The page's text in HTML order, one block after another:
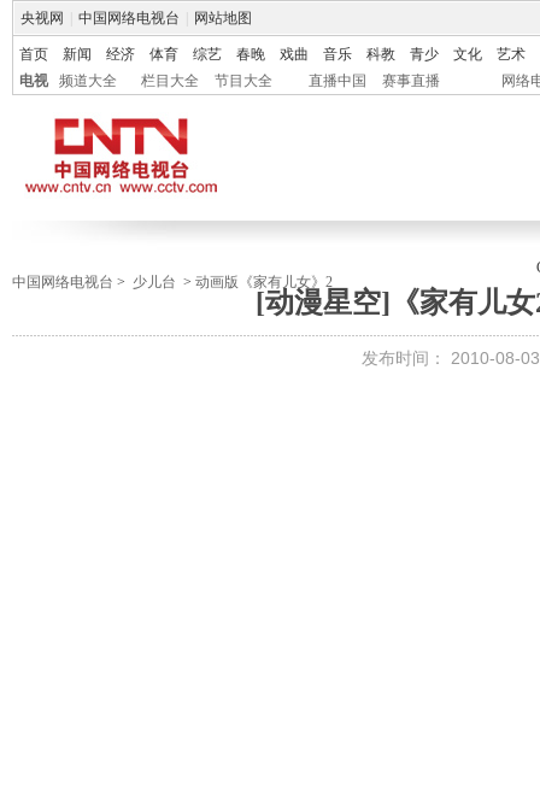
央视网 中国网络电视台 网站地图
首页 新闻 经济 体育 综艺 春晚 戏曲 音乐 科教 青少 文化
艺术
电视
频道大全 栏目大全 节目大全 直播中国 赛事直播 网络
中国网络电视台 > 少儿台 > 动画版《家有儿女》2
[动漫星空]《家有儿
发布时间： 2010-08-